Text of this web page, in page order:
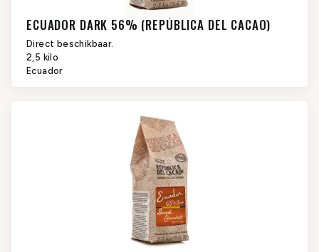
ECUADOR DARK 56% (REPÚBLICA DEL CACAO)
Direct beschikbaar.
2,5 kilo
Ecuador